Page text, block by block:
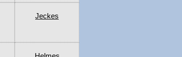
Jeckes